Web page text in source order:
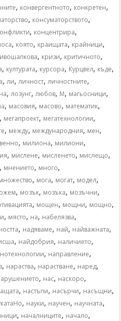
, конвергентното, конкретен,
, консуматорството,
, концентрира,
, която, краищата, крайници,
, кризи, критичното,
, културата, курсора, Курцвел, къде,
, ли, личност, личностните,
, лозунг, любов, М, магьосници,
, масовия, масово, математик,
, мегапроект, мегатехнологии,
, между, международния, мен,
, милиона, милиони,
, мислене, мисленето, мислещо,
, мнението, много,
, мога, могат, модел,
, мозък, мозъка, мозъчни,
, мощен, мощни, мощно,
, място, на, набелязва,
, надяваме, най, найважната,
, найдобрия, наличието,
, направление,
, нараства, нарастване, наред,
, нас, наскоро,
, настъпи, насърчи, насъщни,
, науки, научен, научната,
, началниците, начало,